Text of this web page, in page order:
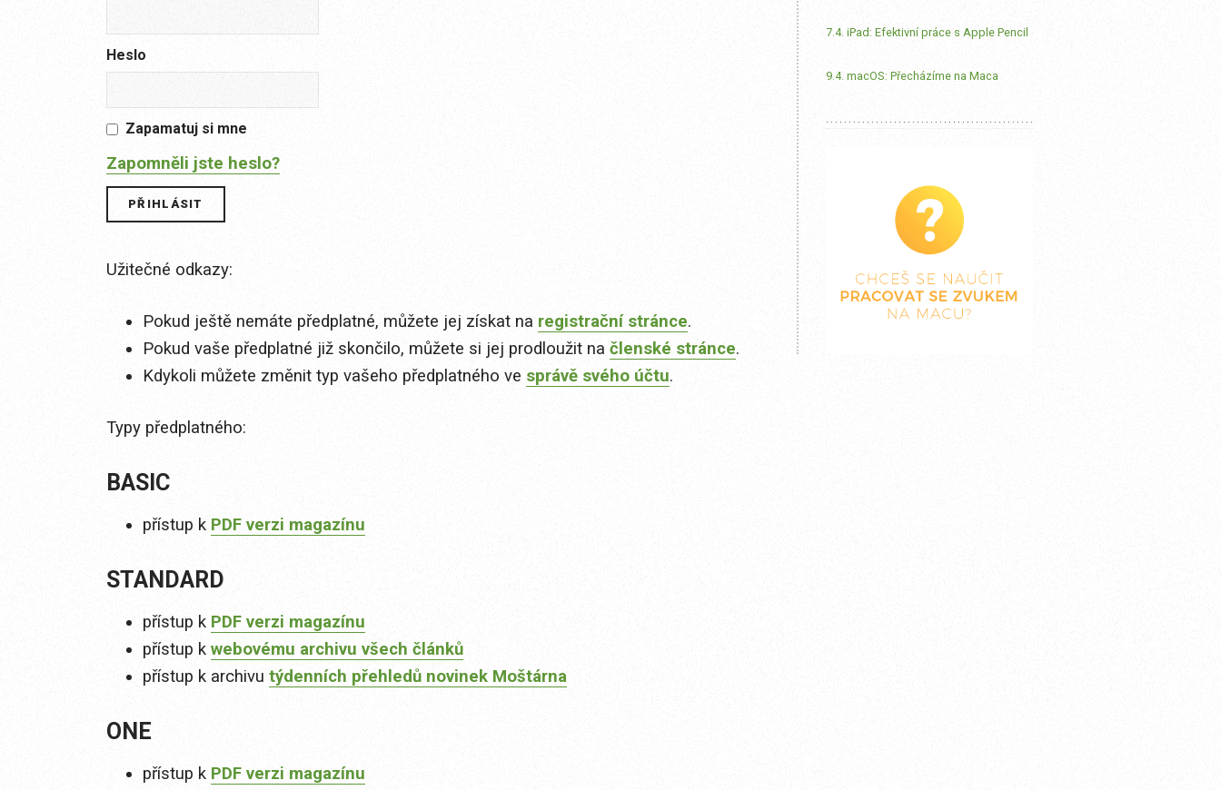
Heslo
Zapamatuj si mne
Zapomněli jste heslo?
Užitečné odkazy:
Pokud ještě nemáte předplatné, můžete jej získat na registrační stránce.
Pokud vaše předplatné již skončilo, můžete si jej prodloužit na členské stránce.
Kdykoli můžete změnit typ vašeho předplatného ve správě svého účtu.
Typy předplatného:
BASIC
přístup k PDF verzi magazínu
STANDARD
přístup k PDF verzi magazínu
přístup k webovému archivu všech článků
přístup k archivu týdenních přehledů novinek Moštárna
ONE
přístup k PDF verzi magazínu
7.4. iPad: Efektivní práce s Apple Pencil
9.4. macOS: Přecházíme na Maca